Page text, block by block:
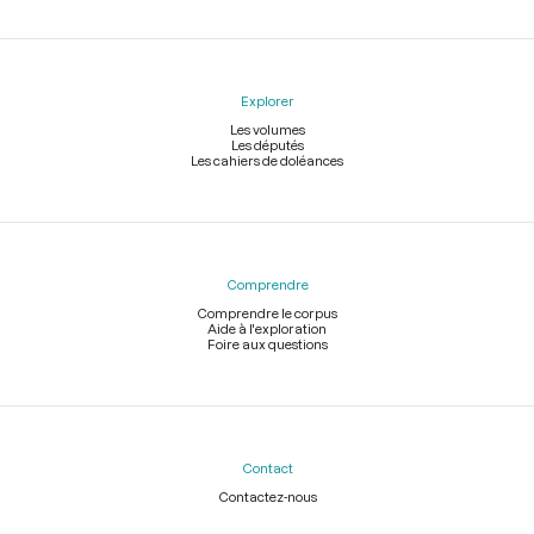
Explorer
Les volumes
Les députés
Les cahiers de doléances
Comprendre
Comprendre le corpus
Aide à l'exploration
Foire aux questions
Contact
Contactez-nous